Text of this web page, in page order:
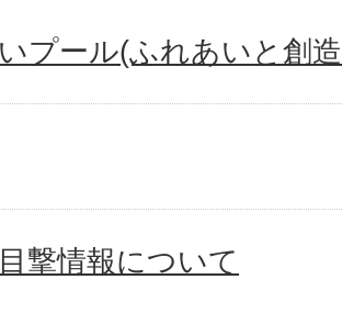
プール(ふれあいと創
撃情報について